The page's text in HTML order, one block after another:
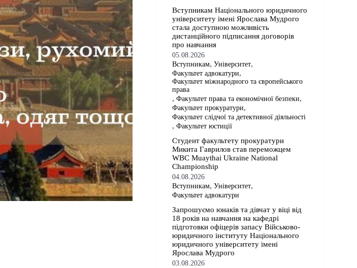
​​Вступникам Національного юридичного
університету імені Ярослава Мудрого⁠
стала доступною можливість
дистанційного підписання договорів
про навчання
05.08.2026
Вступникам,Університет,
Факультет адвокатури,
Факультет міжнародного та європейського
права
,Факультет права та економічної безпеки,
Факультет прокуратури,
Факультет слідчої та детективної діяльності
,Факультет юстиції
Студент факультету прокуратури
Микита Гаврилов став переможцем
WBC Muaythai Ukraine National
Championship
04.08.2026
Вступникам,Університет,
Факультет адвокатури
Запрошуємо юнаків та дівчат у віці від
18 років на навчання на кафедрі
підготовки офіцерів запасу Військово-
юридичного інституту Національного
юридичного університету імені
Ярослава Мудрого
03.08.2026